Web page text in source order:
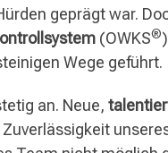
geprägt war.
(OWKS®
Wege geführt.
an. Neue,